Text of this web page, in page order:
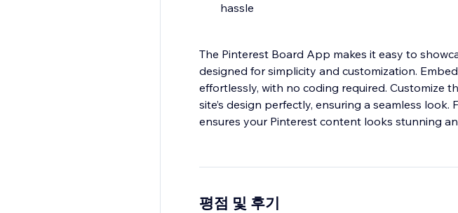
hassle
The Pinterest Board App makes it easy to
designed for simplicity and customization.
effortlessly, with no coding required. Customize
site’s design perfectly, ensuring a seamless
ensures your Pinterest content looks stunning
평점 및 후기